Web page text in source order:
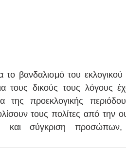
το βανδαλισμό του
τους δικούς τους λόγους
της προεκλογικής
τους πολίτες από την
και σύγκριση